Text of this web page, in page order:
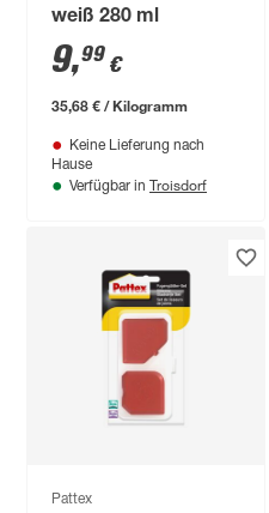
weiß 280 ml
9,99 €
35,68 € / Kilogramm
Keine Lieferung nach
Hause
Verfügbar in Troisdorf
Pattex